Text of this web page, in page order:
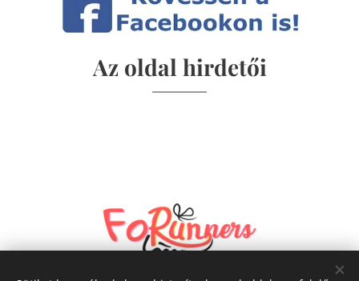
Az oldal hirdetői